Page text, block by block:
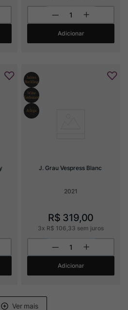
Adicionar
J. Grau Vespress Blanc
2021
R$ 319,00
3x R$ 106 33 sem juros
Adicionar